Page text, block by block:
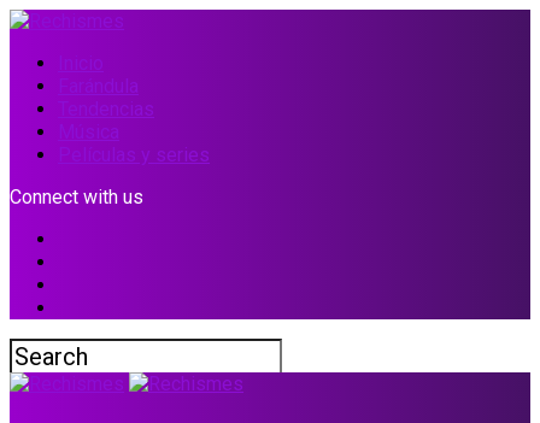
Inicio
Farándula
Tendencias
Música
Películas y series
Connect with us